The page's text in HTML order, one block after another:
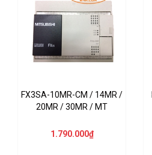
FX3SA-10MR-CM / 14MR /
20MR / 30MR / MT
1.790.000₫